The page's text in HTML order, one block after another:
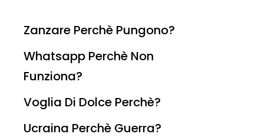
Zanzare Perchè Pungono?
Whatsapp Perchè Non
Funziona?
Voglia Di Dolce Perchè?
Ucraina Perchè Guerra?